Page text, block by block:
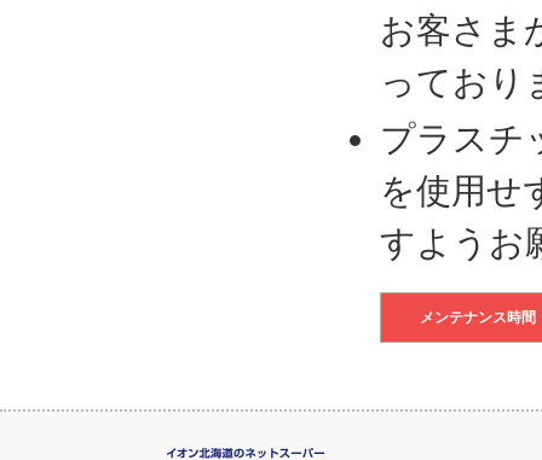
お客さま
っており
プラスチ
を使用せ
すようお
メンテナンス時間